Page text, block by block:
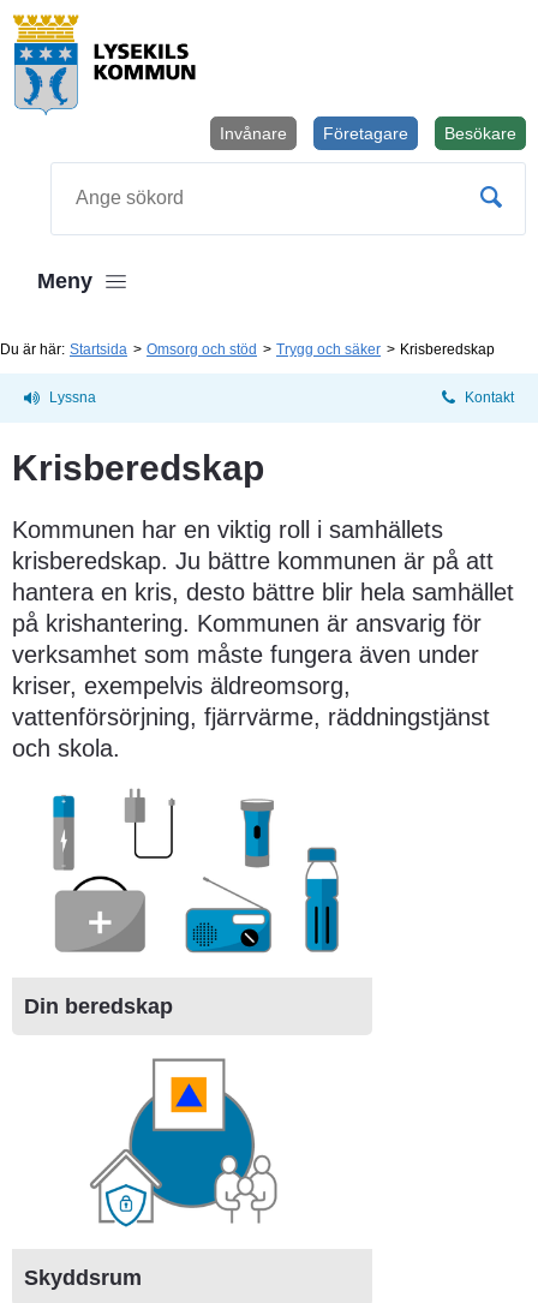
Besökare
Företagare
Invånare
Meny
Du är här: Startsida Omsorg och stöd Trygg och säker Krisberedskap
Lyssna Kontakt
Krisberedskap
Kommunen har en viktig roll i samhällets
krisberedskap. Ju bättre kommunen är på att
hantera en kris, desto bättre blir hela samhället
på krishantering. Kommunen är ansvarig för
verksamhet som måste fungera även under
kriser, exempelvis äldreomsorg,
vattenförsörjning, fjärrvärme, räddningstjänst
och skola.
Din beredskap
Skyddsrum